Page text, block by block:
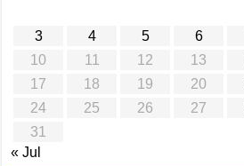
3
4 5 6
10
11 12 13
17
18 19 20
24
25 26 27
31
« Jul